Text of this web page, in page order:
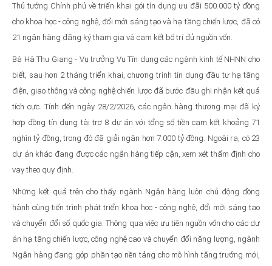
Thủ tướng Chính phủ về triển khai gói tín dụng ưu đãi 500.000 tỷ đồng
cho khoa học - công nghệ, đổi mới sáng tạo và hạ tầng chiến lược, đã có
21 ngân hàng đăng ký tham gia và cam kết bố trí đủ nguồn vốn.
Bà Hà Thu Giang - Vụ trưởng Vụ Tín dụng các ngành kinh tế NHNN cho
biết, sau hơn 2 tháng triển khai, chương trình tín dụng đầu tư hạ tầng
điện, giao thông và công nghệ chiến lược đã bước đầu ghi nhận kết quả
tích cực. Tính đến ngày 28/2/2026, các ngân hàng thương mại đã ký
hợp đồng tín dụng tài trợ 8 dự án với tổng số tiền cam kết khoảng 71
nghìn tỷ đồng, trong đó đã giải ngân hơn 7.000 tỷ đồng. Ngoài ra, có 23
dự án khác đang được các ngân hàng tiếp cận, xem xét thẩm định cho
vay theo quy định.
Những kết quả trên cho thấy ngành Ngân hàng luôn chủ động đồng
hành cùng tiến trình phát triển khoa học - công nghệ, đổi mới sáng tạo
và chuyển đổi số quốc gia. Thông qua việc ưu tiên nguồn vốn cho các dự
án hạ tầng chiến lược, công nghệ cao và chuyển đổi năng lượng, ngành
Ngân hàng đang góp phần tạo nền tảng cho mô hình tăng trưởng mới,